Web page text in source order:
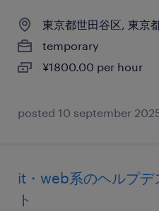
東京都世田谷区, 東京
temporary
¥1800.00 per hour
posted 10 september
it・web系のヘルプデ
ト